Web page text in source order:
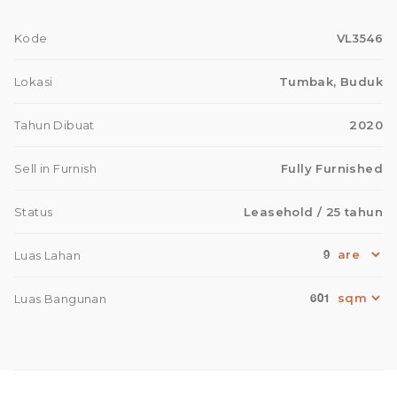
Kode VL3546
Lokasi Tumbak, Buduk
Tahun Dibuat 2020
Sell in Furnish Fully Furnished
Status Leasehold / 25 tahun
Luas Lahan 9
Luas Bangunan 601